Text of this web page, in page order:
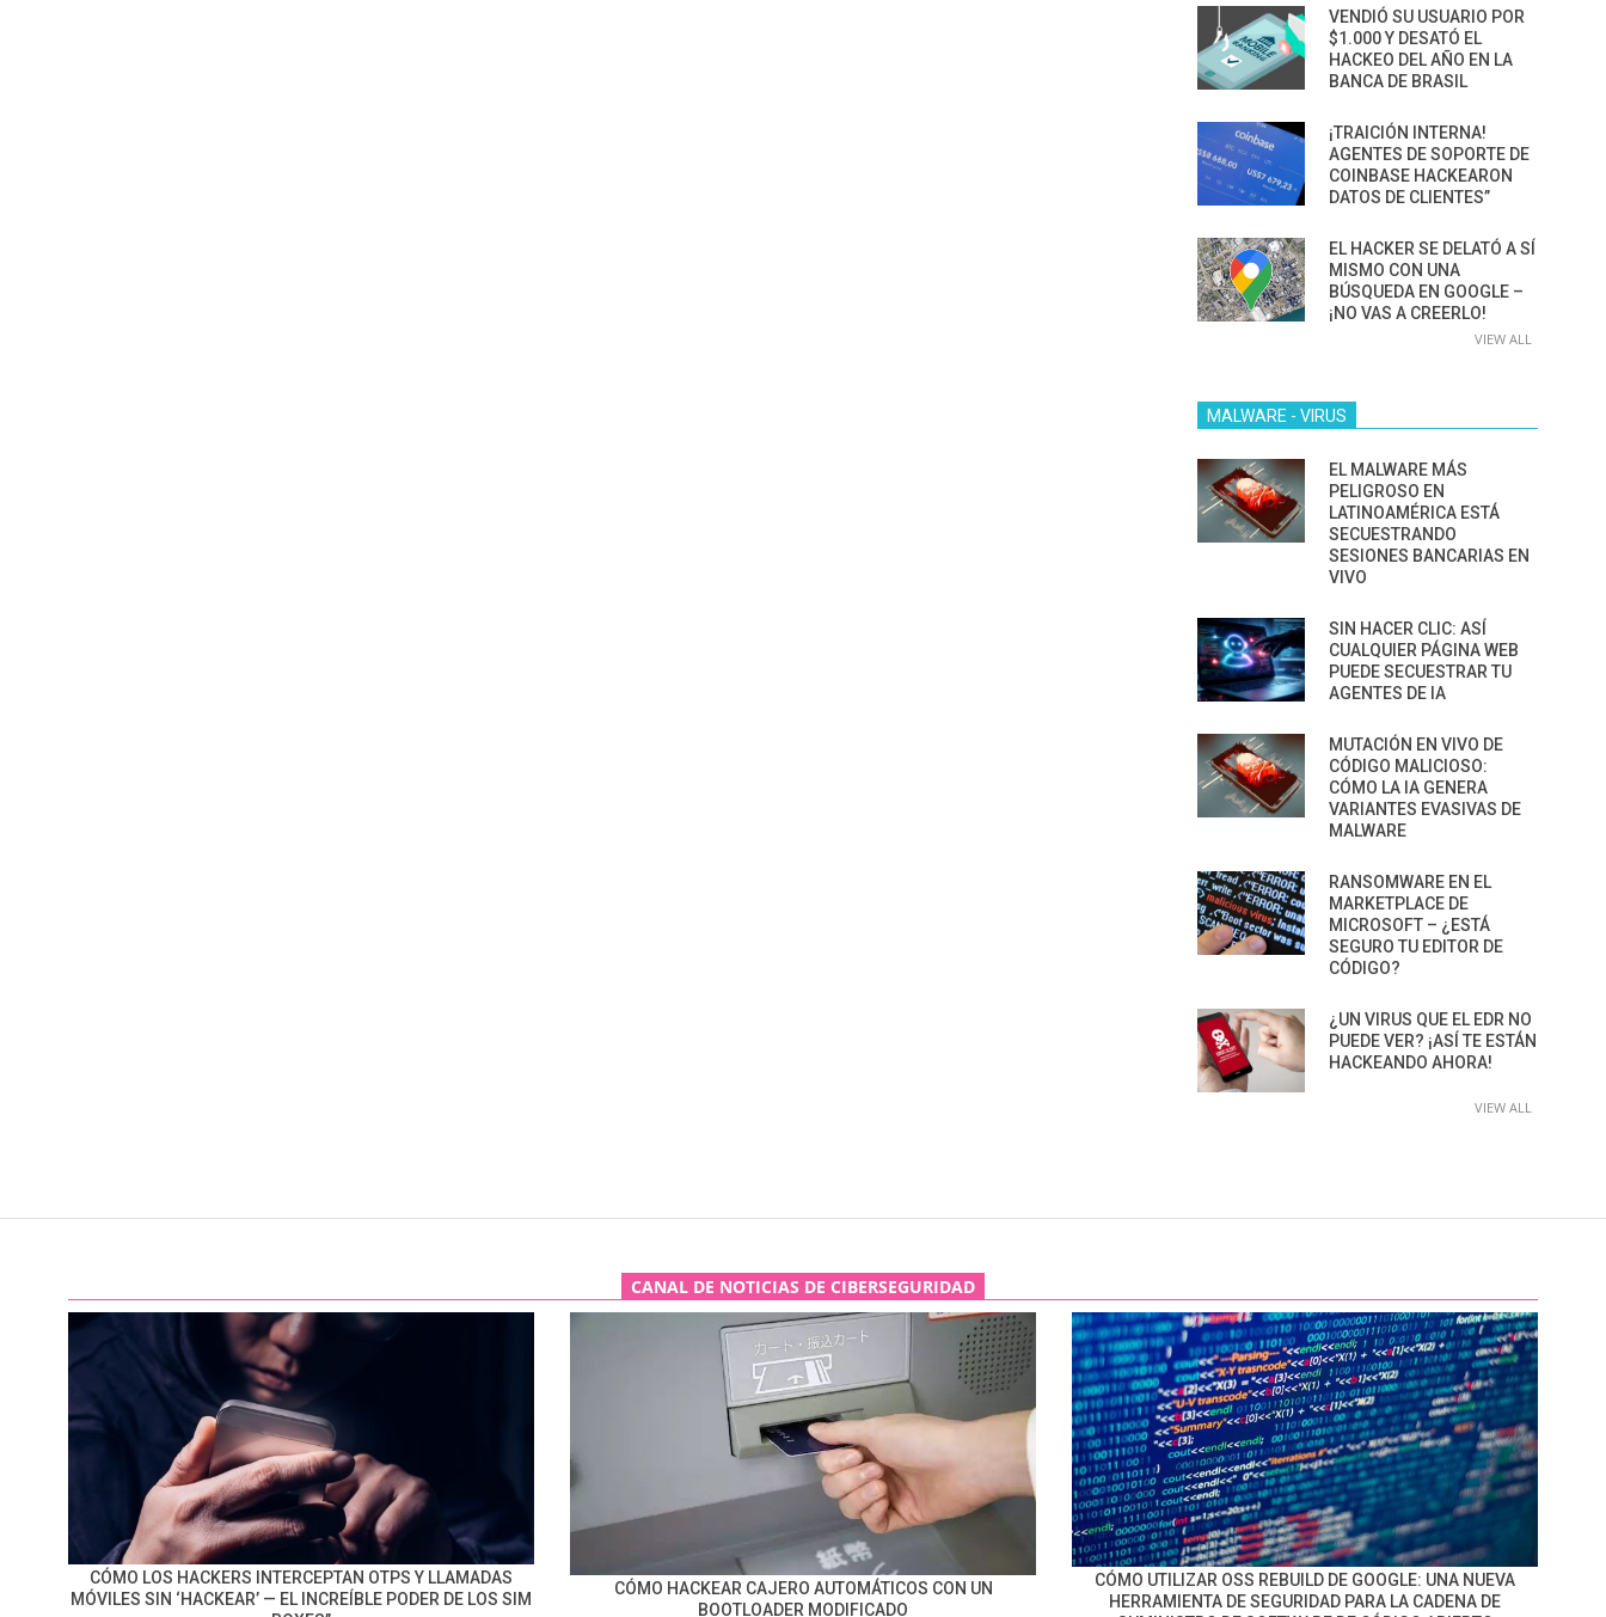
VENDIÓ SU USUARIO POR
$1.000 Y DESATÓ EL
HACKEO DEL AÑO EN LA
BANCA DE BRASIL
¡TRAICIÓN INTERNA!
AGENTES DE SOPORTE DE
COINBASE HACKEARON
DATOS DE CLIENTES”
EL HACKER SE DELATÓ A SÍ
MISMO CON UNA
BÚSQUEDA EN GOOGLE –
¡NO VAS A CREERLO!
VIEW ALL
MALWARE - VIRUS
EL MALWARE MÁS
PELIGROSO EN
LATINOAMÉRICA ESTÁ
SECUESTRANDO
SESIONES BANCARIAS EN
VIVO
SIN HACER CLIC: ASÍ
CUALQUIER PÁGINA WEB
PUEDE SECUESTRAR TU
AGENTES DE IA
MUTACIÓN EN VIVO DE
CÓDIGO MALICIOSO:
CÓMO LA IA GENERA
VARIANTES EVASIVAS DE
MALWARE
RANSOMWARE EN EL
MARKETPLACE DE
MICROSOFT – ¿ESTÁ
SEGURO TU EDITOR DE
CÓDIGO?
¿UN VIRUS QUE EL EDR NO
PUEDE VER? ¡ASÍ TE ESTÁN
HACKEANDO AHORA!
VIEW ALL
CANAL DE NOTICIAS DE CIBERSEGURIDAD
CÓMO LOS HACKERS INTERCEPTAN OTPS Y LLAMADAS
MÓVILES SIN ‘HACKEAR’ — EL INCREÍBLE PODER DE LOS SIM
CÓMO HACKEAR CAJERO AUTOMÁTICOS CON UN
BOOTLOADER MODIFICADO
CÓMO UTILIZAR OSS REBUILD DE GOOGLE: UNA NUEVA
HERRAMIENTA DE SEGURIDAD PARA LA CADENA DE